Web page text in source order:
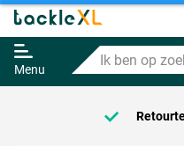
Menu
Ik
ben
op
naar